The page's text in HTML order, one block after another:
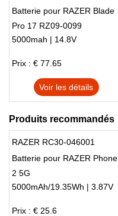
Batterie pour RAZER Blade
Pro 17 RZ09-0099
5000mah | 14.8V
Prix : € 77.65
Voir les détails
Produits recommandés
RAZER RC30-046001
Batterie pour RAZER Phone
2 5G
5000mAh/19.35Wh | 3.87V
Prix : € 25.6